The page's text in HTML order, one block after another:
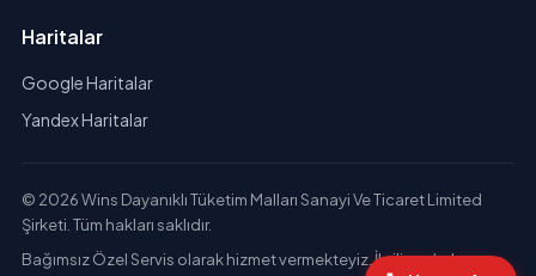
Haritalar
Google Haritalar
Yandex Haritalar
© 2026 Wins Dayanıklı Tüketim Malları Sanayi Ve Ticaret Limited
Şirketi. Tüm hakları saklıdır.
Bağımsız Özel Servis olarak hizmet vermekteyiz. İlgili markaların